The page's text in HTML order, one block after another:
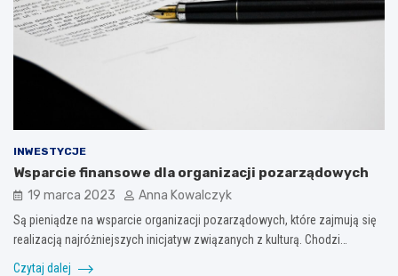
INWESTYCJE
Wsparcie finansowe dla organizacji pozarządowych
19 marca 2023 Anna Kowalczyk
Są pieniądze na wsparcie organizacji pozarządowych, które zajmują się
realizacją najróżniejszych inicjatyw związanych z kulturą. Chodzi…
Czytaj dalej